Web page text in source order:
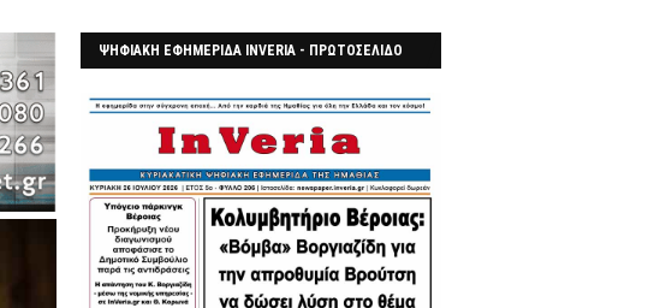
ΨΗΦΙΑΚΗ ΕΦΗΜΕΡΙΔΑ INVERIA - ΠΡΩΤΟΣΕΛΙΔΟ